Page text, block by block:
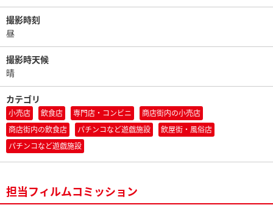
撮影時刻
昼
撮影時天候
晴
カテゴリ
小売店 飲食店 専門店・コンビニ
商店街内の小売店
商店街内の飲食店
パチンコなど遊戯施設
飲屋街・風俗店
パチンコなど遊戯施設
担当フィルムコミッション